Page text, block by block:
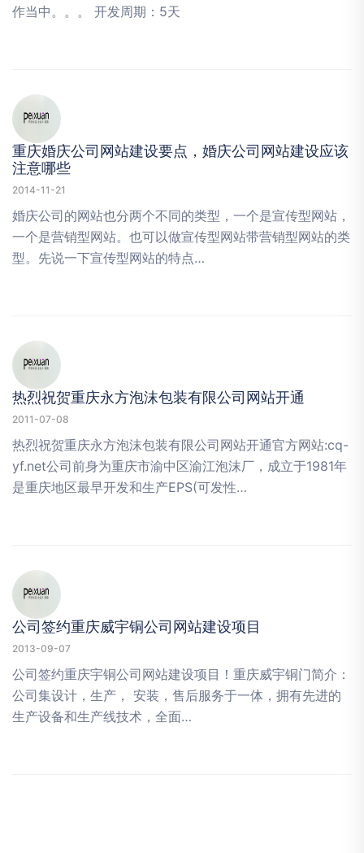
作当中。。。 开发周期：5天
重庆婚庆公司网站建设要点，婚庆公司网站建设应该
注意哪些
2014-11-21
婚庆公司的网站也分两个不同的类型，一个是宣传型网站，
一个是营销型网站。也可以做宣传型网站带营销型网站的类
型。先说一下宣传型网站的特点…
热烈祝贺重庆永方泡沫包装有限公司网站开通
2011-07-08
热烈祝贺重庆永方泡沫包装有限公司网站开通官方网站:cq-
yf.net公司前身为重庆市渝中区渝江泡沫厂，成立于1981年
是重庆地区最早开发和生产EPS(可发性…
公司签约重庆威宇铜公司网站建设项目
2013-09-07
公司签约重庆宇铜公司网站建设项目！重庆威宇铜门简介：
公司集设计，生产， 安装，售后服务于一体，拥有先进的
生产设备和生产线技术，全面…